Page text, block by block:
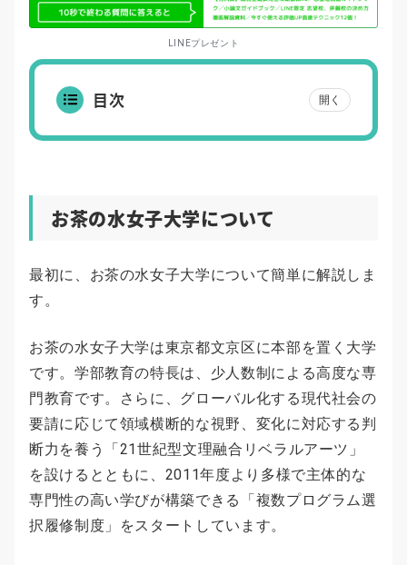
LINEプレゼント
目次 開く
お茶の水女子大学について
最初に、お茶の水女子大学について簡単に解説しま
す。
お茶の水女子大学は東京都文京区に本部を置く大学
です。学部教育の特長は、少人数制による高度な専
門教育です。さらに、グローバル化する現代社会の
要請に応じて領域横断的な視野、変化に対応する判
断力を養う「21世紀型文理融合リベラルアーツ」
を設けるとともに、2011年度より多様で主体的な
専門性の高い学びが構築できる「複数プログラム選
択履修制度」をスタートしています。